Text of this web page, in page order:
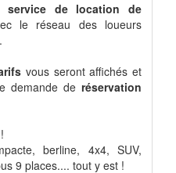
service de location de
le réseau des loueurs
vous seront affichés et
demande de réservation
berline, 4x4, SUV,
9 places.... tout y est !